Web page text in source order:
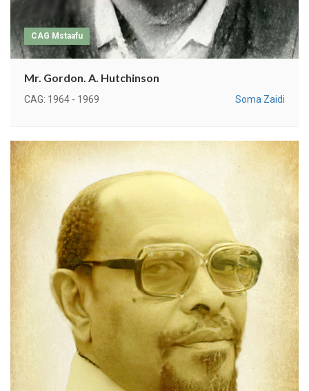
CAG Mstaafu
Mr. Gordon. A. Hutchinson
CAG: 1964 - 1969 Soma Zaidi